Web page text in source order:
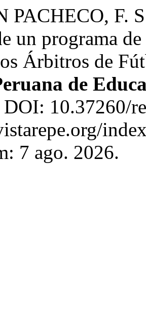
PACHECO, F.
un programa
Árbitros de
de
10.37260/
7 ago. 2026.